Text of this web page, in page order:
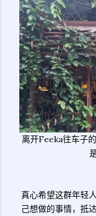
离开Feeka往车子
真心希望这群年轻
己想做的事情，抵